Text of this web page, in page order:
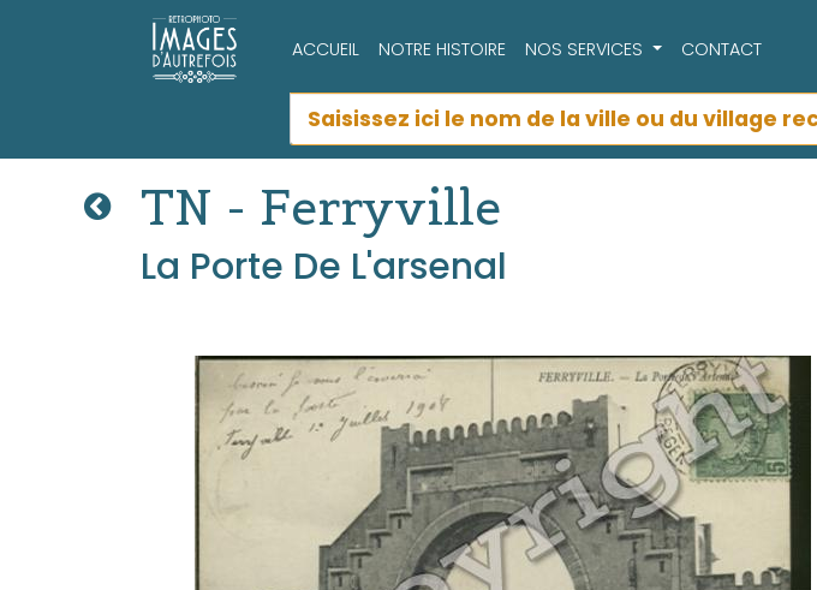
ACCUEIL NOTRE HISTOIRE NOS SERVICES CONTACT
TN - Ferryville
La Porte De L'arsenal